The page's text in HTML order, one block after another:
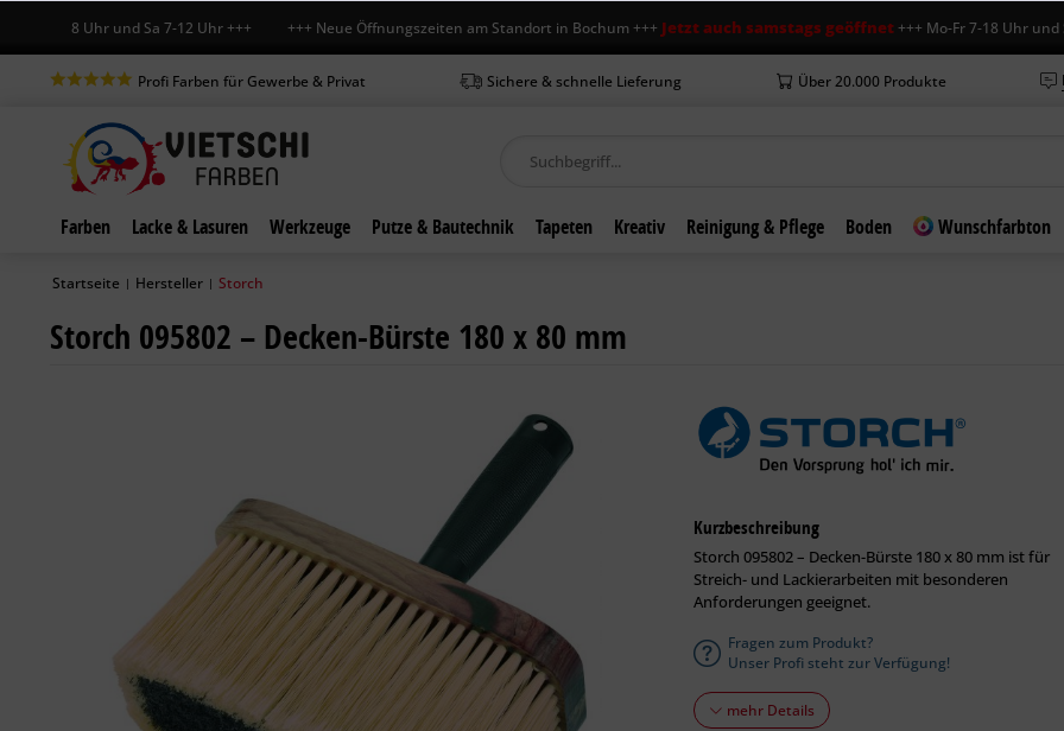
7-18 Uhr und Sa 7-12 Uhr +++ +++ Neue Öffnungszeiten am Standort in Bochum +++Jetzt auch samstags geöffnet+++ Mo-Fr 7-18 Uhr und Sa 7-
Profi Farben für Gewerbe & Privat Sichere & schnelle Lieferung Über 20.000 Produkte
Farben Lacke & Lasuren Werkzeuge Putze & Bautechnik Tapeten Kreativ Reinigung & Pflege Boden Wunschfarbton
Startseite | Hersteller | Storch
Storch 095802 – Decken-Bürste 180 x 80 mm
Kurzbeschreibung
Storch 095802 – Decken-Bürste 180 x 80 mm ist für
Streich- und Lackierarbeiten mit besonderen
Anforderungen geeignet.
Fragen zum Produkt?
Unser Profi steht zur Verfügung!
mehr Details